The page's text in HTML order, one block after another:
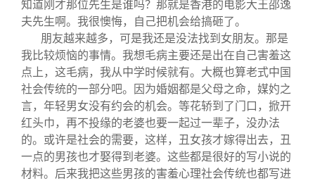
知道刚才那位先生是谁吗？那就是香港的电影大王邵逸
夫先生啊。我很懊悔，自己把机会给搞砸了。
朋友越来越多，可是我还是没法找到女朋友。那是
我比较烦恼的事情。我想毛病主要还是出在自己害羞这
点上，这毛病，我从中学时候就有。大概也算老式中国
社会传统的一部分吧。因为婚姻都是父母之命，媒妁之
言，年轻男女没有约会的机会。等花轿到了门口，掀开
红头巾，再不投缘的老婆也要一起过一辈子，没办法
的。或许是社会的需要，这样，丑女孩才嫁得出去，丑
一点的男孩也才娶得到老婆。这些都是很好的写小说的
材料。后来我把这些男孩的害羞心理社会传统也都写进